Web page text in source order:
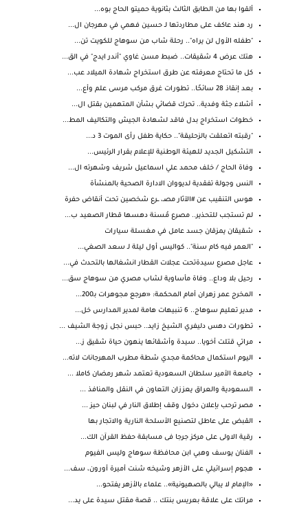
ألقوا بها من الطابق الثالث بثانوية حميتو الحاج بوه...
رد هند عاكف على مطاردتها لـ حسين فهمي في مهرجان ال...
"طفله الأول لن يراه".. رحلة شاب من سوهاج للكويت تن...
هتك عرض 4 شقيقات.. ضبط مسن غاوي "أندر ايدج" في الق...
كل ما تحتاج معرفته عن طرق استخراج شهادة الميلاد عب...
بعد إنقاذ 28 سائحًا.. تطورات غرق مركب مرسى علم وأع...
أشلاء جثة وفدية.. تحرك قضائي بشأن المتهمين بقتل ال...
خطوات استخراج بدل فاقد لشهادة الجيش والتكاليف المط...
"رقبته اتعلقت بالزحليقة".. حكاية طفل رأى الموت 3 د...
التشكيل الجديد للهيئة الوطنية للإعلام بقرار الرئيس...
وفاة الحاج / خلف محمد علي اسماعيل شريف وشهرته ال...
النس وجولة تفقدية لديووان الادارة الصحية بالمنشأة
هوس التنقيب عن #الآثار مصـ، ــرع شخصين تحت أنقاض حفرة
لم تستجب للتحذير.. مصرع مُسنة دهسها قطار الصعيد ب...
شقيقان يمزقان جسد عامل في مغسلة سيارات
"العمر فيه كام سنة".. كواليس أول ليلة لـ سعد الصغي...
عاجل مصرع سيدةتحت عجلات القطار انشغالها بالتحدث في...
رحيل بلا وداع.. وفاة مأساوية لشاب مصري من سوهاج سق...
المخرج عمر زهران أمام المحكمة: «هرجع مجوهرات بـ200...
مدير تعليم سوهاج.. 6 تنبيهات هامة لمدير المدارس خل...
تطورات دهس دليفري الشيخ زايد.. حبس نجل زوجة الشيف ...
مراتي قتلت أخويا.. سيدة وأشقائها ينهون حياة شقيق ز...
اليوم استكمال محاكمة مجدي شطة مطرب المهرجانات لاته...
جامعة الأمير سلطان السعودية تعتمد شهر رمضان كاملا ...
السعودية والعراق يعززان التعاون في النقل والمنافذ ...
مصر ترحب بإعلان دخول وقف إطلاق النار في لبنان حيز ...
القبض على عاطل لتصنيع الأسلحة النارية والاتجار بها
رقية الاولى على مركز جرجا فى مسابقة حفظ القرآن الك...
الفنان يوسف وهبي ابن محافظة سوهاج وليس الفيوم
هجوم إسرائيلي على الأزهر وشيخه شنت أميرة أورون، سف...
«الإمام لا يبالي بالصهيونية».. علماء بالأزهر يفتحو...
مراتك على علاقة بعريس بنتك .. قصة مقتل سيدة على يد...